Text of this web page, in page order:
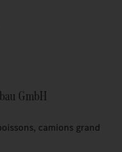
GmbH
camions grand